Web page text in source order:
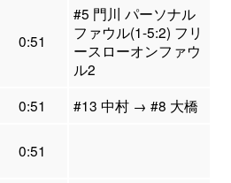
0:51
#5 門川 パーソナル
ファウル(1-5:2) フリ
ースローオンファウ
ル2
0:51
#13 中村 → #8 大橋
0:51